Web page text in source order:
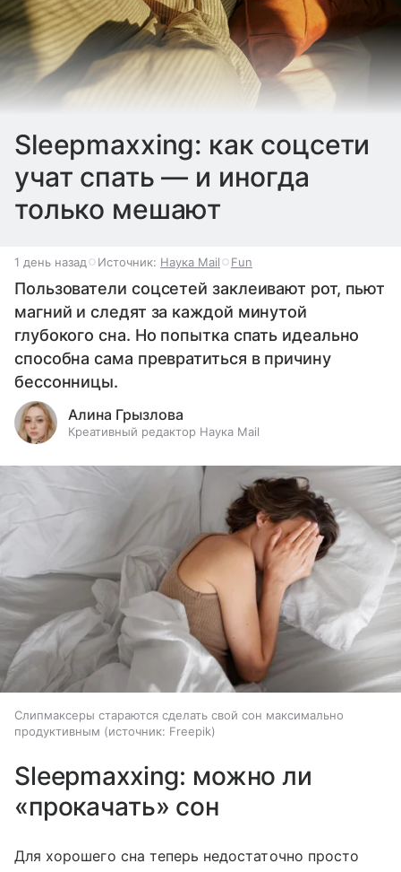
Sleepmaxxing: как соцсети
учат спать — и иногда
только мешают
1 день назад Источник: Наука Mail Fun
Пользователи соцсетей заклеивают рот, пьют
магний и следят за каждой минутой
глубокого сна. Но попытка спать идеально
способна сама превратиться в причину
бессонницы.
Алина Грызлова
Креативный редактор Наука Mail
Слипмаксеры стараются сделать свой сон максимально
продуктивным
источник: Freepik
Sleepmaxxing: можно ли
«прокачать» сон
Для хорошего сна теперь недостаточно просто